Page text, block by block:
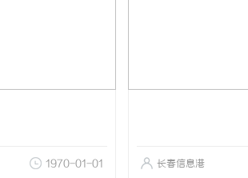
1970-01-01 长春信息港